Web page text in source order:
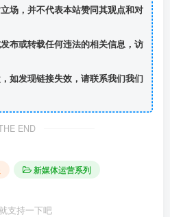
场，并不代表本站赞同其观点和对
布或转载任何违法的相关信息，访
如发现链接失效，请联系我们我们
END
新媒体运营系列
支持一下吧